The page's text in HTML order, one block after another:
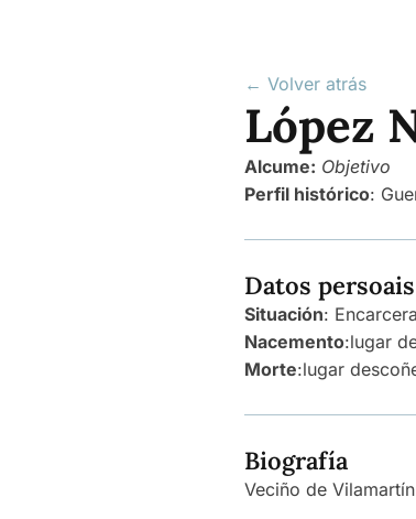
← Volver atrás
López
Alcume: Objetivo
Perfil histórico:
Datos persoais
Situación:
Nacemento:lugar
Morte:lugar
Biografía
Veciño de